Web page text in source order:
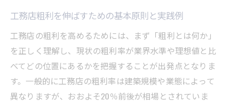
工務店粗利改善で利益体質を築く具体的な
工務店粗利を確保する標準原価設定の重要
性
工務店粗利率アップにはPDCAサイクルが有
効
工務店粗利を伸ばすための基本原則と実践例
工務店の粗利を高めるためには、まず「粗利とは何か」
を正しく理解し、現状の粗利率が業界水準や理想値と比
べてどの位置にあるかを把握することが出発点となりま
す。一般的に工務店の粗利率は建築規模や業態によって
異なりますが、おおよそ20％前後が相場とされていま